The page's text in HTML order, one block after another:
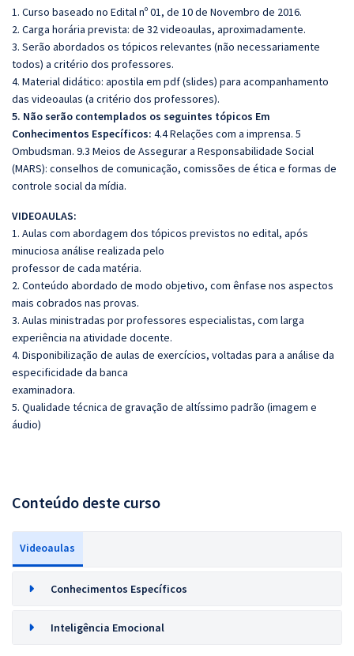
1. Curso baseado no Edital nº 01, de 10 de Novembro de 2016.
2. Carga horária prevista: de 32 videoaulas, aproximadamente.
3. Serão abordados os tópicos relevantes (não necessariamente
todos) a critério dos professores.
4. Material didático: apostila em pdf (slides) para acompanhamento
das videoaulas (a critério dos professores).
5. Não serão contemplados os seguintes tópicos Em
Conhecimentos Específicos: 4.4 Relações com a imprensa. 5
Ombudsman. 9.3 Meios de Assegurar a Responsabilidade Social
(MARS): conselhos de comunicação, comissões de ética e formas de
controle social da mídia.
VIDEOAULAS:
1. Aulas com abordagem dos tópicos previstos no edital, após
minuciosa análise realizada pelo
professor de cada matéria.
2. Conteúdo abordado de modo objetivo, com ênfase nos aspectos
mais cobrados nas provas.
3. Aulas ministradas por professores especialistas, com larga
experiência na atividade docente.
4. Disponibilização de aulas de exercícios, voltadas para a análise da
especificidade da banca
examinadora.
5. Qualidade técnica de gravação de altíssimo padrão (imagem e
áudio)
Conteúdo deste curso
Videoaulas
Conhecimentos Específicos
Inteligência Emocional